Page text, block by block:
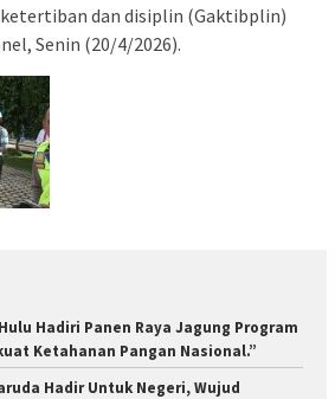
dan disiplin (Gaktibplin)
Senin (20/4/2026).
Hadiri Panen Raya Jagung Program
Ketahanan Pangan Nasional.”
Hadir Untuk Negeri, Wujud